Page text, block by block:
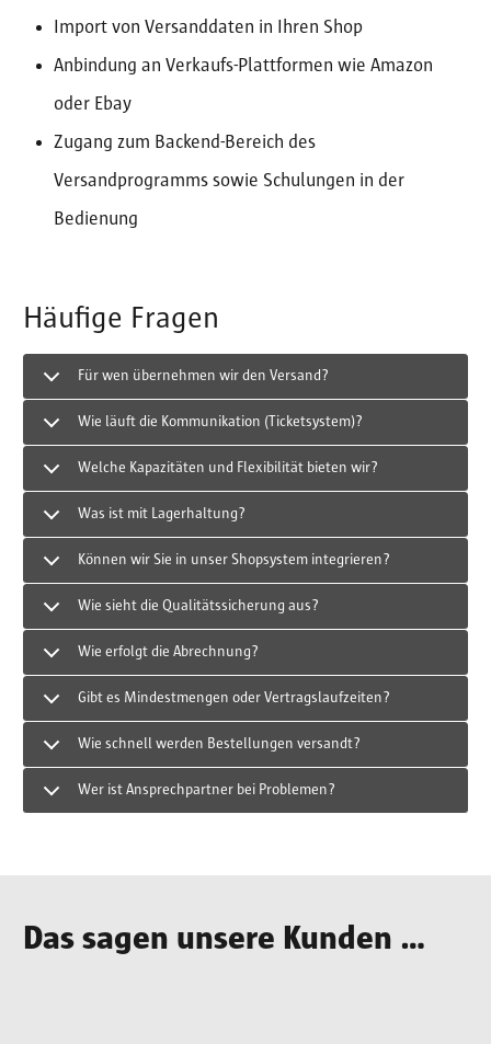
Import von Versanddaten in Ihren Shop
Anbindung an Verkaufs-Plattformen wie Amazon
oder Ebay
Zugang zum Backend-Bereich des
Versandprogramms sowie Schulungen in der
Bedienung
Häufige Fragen
Für wen übernehmen wir den Versand?
Wie läuft die Kommunikation (Ticketsystem)?
Welche Kapazitäten und Flexibilität bieten wir?
Was ist mit Lagerhaltung?
Können wir Sie in unser Shopsystem integrieren?
Wie sieht die Qualitätssicherung aus?
Wie erfolgt die Abrechnung?
Gibt es Mindestmengen oder Vertragslaufzeiten?
Wie schnell werden Bestellungen versandt?
Wer ist Ansprechpartner bei Problemen?
Das sagen unsere Kunden ...